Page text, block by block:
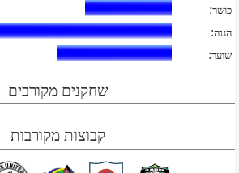
כושר:
הגנה:
שוער:
שחקנים מקורבים
קבוצות מקורבות